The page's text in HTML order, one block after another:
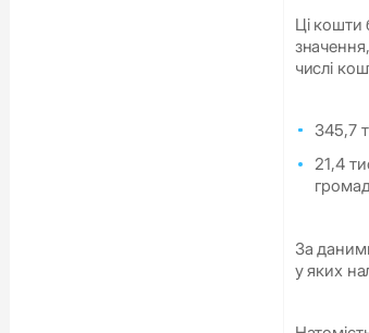
Ці кошти
числі
345,7
21,4
За
у яких